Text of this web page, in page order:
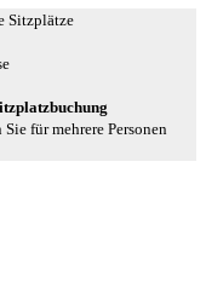
Sitzplätze
für mehrere Personen